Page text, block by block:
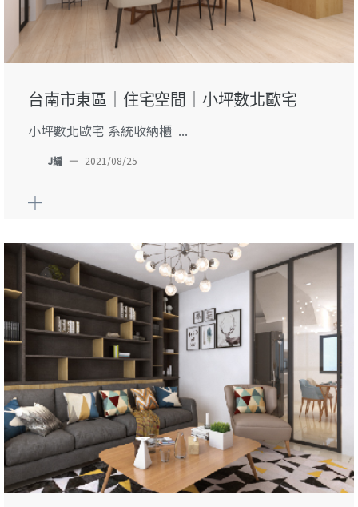
台南市東區｜住宅空間｜小坪數北歐宅
小坪數北歐宅 系統收納櫃 ...
J編 — 2021/08/25